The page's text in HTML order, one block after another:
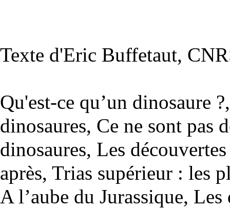
Texte d'Eric Buffetaut,
Qu'est-ce qu’un dinosaure ?
dinosaures, Ce ne sont pas
dinosaures, Les
après, Trias supérieur : les
A l’aube du Jurassique, Les